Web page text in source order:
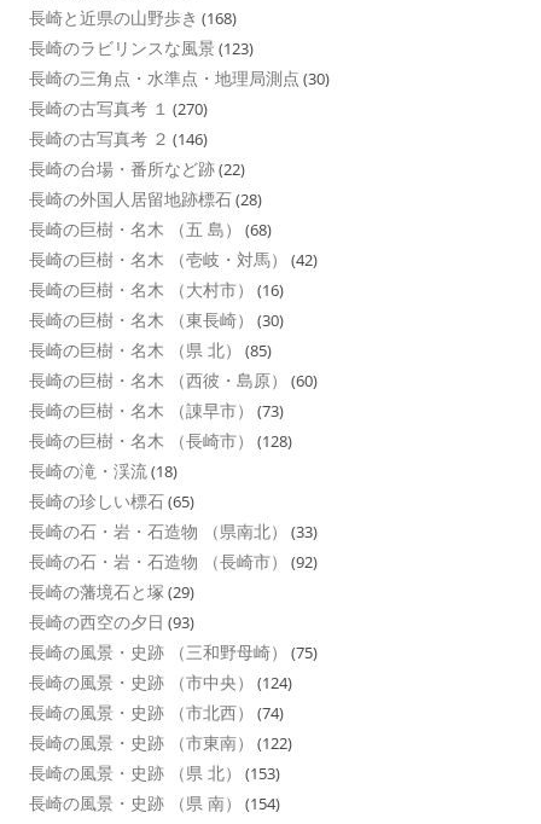
長崎と近県の山野歩き (168)
長崎のラビリンスな風景 (123)
長崎の三角点・水準点・地理局測点 (30)
長崎の古写真考 １ (270)
長崎の古写真考 ２ (146)
長崎の台場・番所など跡(22)
長崎の外国人居留地跡標石(28)
長崎の巨樹・名木 （五 島） (68)
長崎の巨樹・名木 （壱岐・対馬） (42)
長崎の巨樹・名木 （大村市） (16)
長崎の巨樹・名木 （東長崎） (30)
長崎の巨樹・名木 （県 北） (85)
長崎の巨樹・名木 （西彼・島原） (60)
長崎の巨樹・名木 （諌早市） (73)
長崎の巨樹・名木 （長崎市） (128)
長崎の滝・渓流(18)
長崎の珍しい標石(65)
長崎の石・岩・石造物 （県南北） (33)
長崎の石・岩・石造物 （長崎市） (92)
長崎の藩境石と塚 (29)
長崎の西空の夕日 (93)
長崎の風景・史跡 （三和野母崎） (75)
長崎の風景・史跡 （市中央） (124)
長崎の風景・史跡 （市北西） (74)
長崎の風景・史跡 （市東南） (122)
長崎の風景・史跡 （県 北） (153)
長崎の風景・史跡 （県 南） (154)